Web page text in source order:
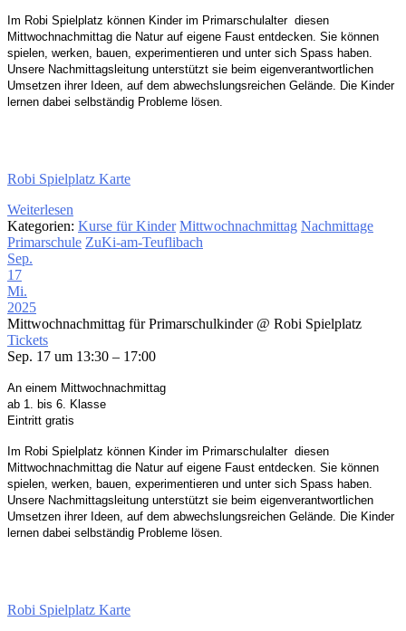
Im Robi Spielplatz können Kinder im Primarschulalter diesen
Mittwochnachmittag die Natur auf eigene Faust entdecken. Sie können
spielen, werken, bauen, experimentieren und unter sich Spass haben.
Unsere Nachmittagsleitung unterstützt sie beim eigenverantwortlichen
Umsetzen ihrer Ideen, auf dem abwechslungsreichen Gelände. Die Kinder
lernen dabei selbständig Probleme lösen.
Robi Spielplatz Karte
Weiterlesen
Kategorien: Kurse für Kinder Mittwochnachmittag Nachmittage
Primarschule ZuKi-am-Teuflibach
Sep.
17
Mi.
2025
Mittwochnachmittag für Primarschulkinder @ Robi Spielplatz
Tickets
Sep. 17 um 13:30 – 17:00
An einem Mittwochnachmittag
ab 1. bis 6. Klasse
Eintritt gratis
Im Robi Spielplatz können Kinder im Primarschulalter diesen
Mittwochnachmittag die Natur auf eigene Faust entdecken. Sie können
spielen, werken, bauen, experimentieren und unter sich Spass haben.
Unsere Nachmittagsleitung unterstützt sie beim eigenverantwortlichen
Umsetzen ihrer Ideen, auf dem abwechslungsreichen Gelände. Die Kinder
lernen dabei selbständig Probleme lösen.
Robi Spielplatz Karte